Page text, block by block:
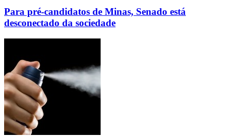
Para pré-candidatos de Minas, Senado está
desconectado da sociedade